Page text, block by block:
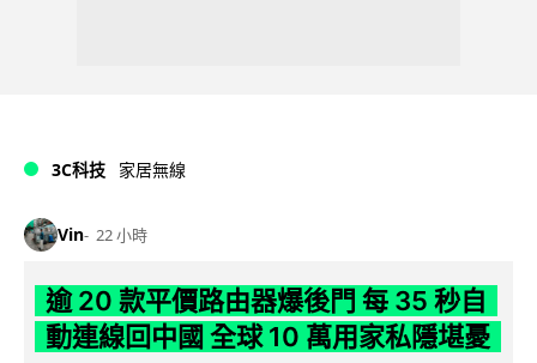
3C科技 家居無線
Vin 22 小時
逾 20 款平價路由器爆後門 每 35 秒自
動連線回中國 全球 10 萬用家私隱堪憂